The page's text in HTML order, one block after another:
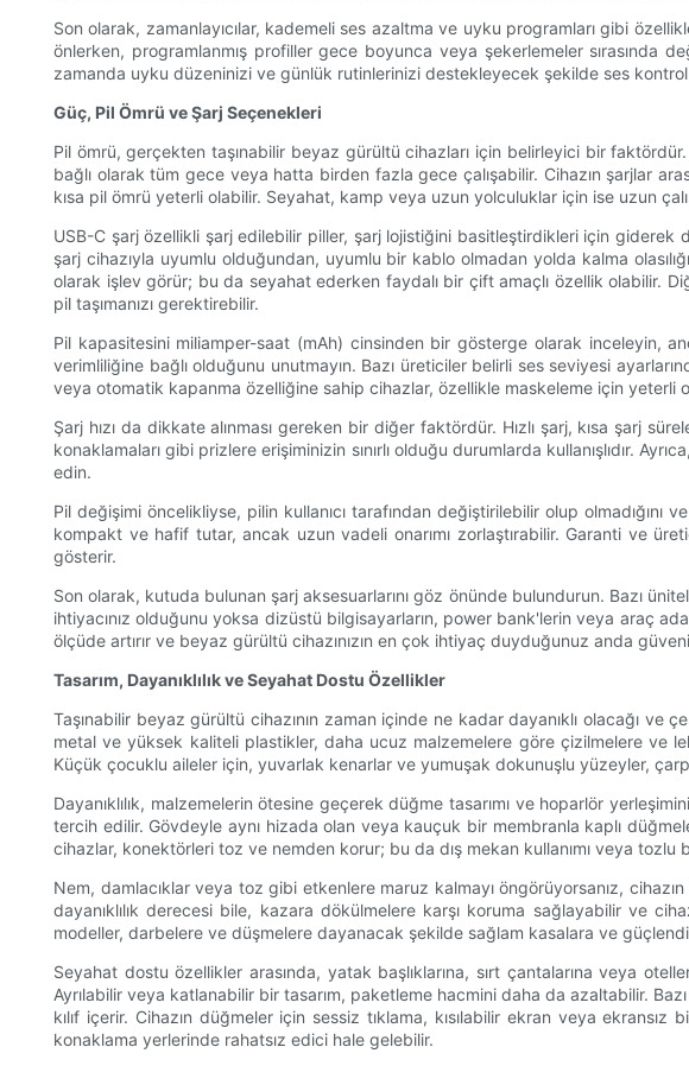
Son olarak, zamanlayıcılar, kademeli ses azaltma ve uyku programları gibi
önlerken, programlanmış profiller gece boyunca veya şekerlemeler sırasında
zamanda uyku düzeninizi ve günlük rutinlerinizi destekleyecek şekilde ses
Güç, Pil Ömrü ve Şarj Seçenekleri
Pil ömrü, gerçekten taşınabilir beyaz gürültü cihazları için belirleyici bir
bağlı olarak tüm gece veya hatta birden fazla gece çalışabilir. Cihazın şarjlar
kısa pil ömrü yeterli olabilir. Seyahat, kamp veya uzun yolculuklar için ise uzun
USB-C şarj özellikli şarj edilebilir piller, şarj lojistiğini basitleştirdikleri için
şarj cihazıyla uyumlu olduğundan, uyumlu bir kablo olmadan yolda kalma
olarak işlev görür; bu da seyahat ederken faydalı bir çift amaçlı özellik olabilir.
pil taşımanızı gerektirebilir.
Pil kapasitesini miliamper-saat (mAh) cinsinden bir gösterge olarak inceleyin,
verimliliğine bağlı olduğunu unutmayın. Bazı üreticiler belirli ses seviyesi
veya otomatik kapanma özelliğine sahip cihazlar, özellikle maskeleme için yeterli
Şarj hızı da dikkate alınması gereken bir diğer faktördür. Hızlı şarj, kısa şarj
konaklamaları gibi prizlere erişiminizin sınırlı olduğu durumlarda kullanışlıdır.
edin.
Pil değişimi öncelikliyse, pilin kullanıcı tarafından değiştirilebilir olup olmadığını
kompakt ve hafif tutar, ancak uzun vadeli onarımı zorlaştırabilir. Garanti ve
gösterir.
Son olarak, kutuda bulunan şarj aksesuarlarını göz önünde bulundurun. Bazı
ihtiyacınız olduğunu yoksa dizüstü bilgisayarların, power bank'lerin veya araç
ölçüde artırır ve beyaz gürültü cihazınızın en çok ihtiyaç duyduğunuz anda
Tasarım, Dayanıklılık ve Seyahat Dostu Özellikler
Taşınabilir beyaz gürültü cihazının zaman içinde ne kadar dayanıklı olacağı ve
metal ve yüksek kaliteli plastikler, daha ucuz malzemelere göre çizilmelere ve
Küçük çocuklu aileler için, yuvarlak kenarlar ve yumuşak dokunuşlu yüzeyler,
Dayanıklılık, malzemelerin ötesine geçerek düğme tasarımı ve hoparlör
tercih edilir. Gövdeyle aynı hizada olan veya kauçuk bir membranla kaplı
cihazlar, konektörleri toz ve nemden korur; bu da dış mekan kullanımı veya tozlu
Nem, damlacıklar veya toz gibi etkenlere maruz kalmayı öngörüyorsanız,
dayanıklılık derecesi bile, kazara dökülmelere karşı koruma sağlayabilir ve
modeller, darbelere ve düşmelere dayanacak şekilde sağlam kasalara ve
Seyahat dostu özellikler arasında, yatak başlıklarına, sırt çantalarına veya
Ayrılabilir veya katlanabilir bir tasarım, paketleme hacmini daha da azaltabilir.
kılıf içerir. Cihazın düğmeler için sessiz tıklama, kısılabilir ekran veya
konaklama yerlerinde rahatsız edici hale gelebilir.